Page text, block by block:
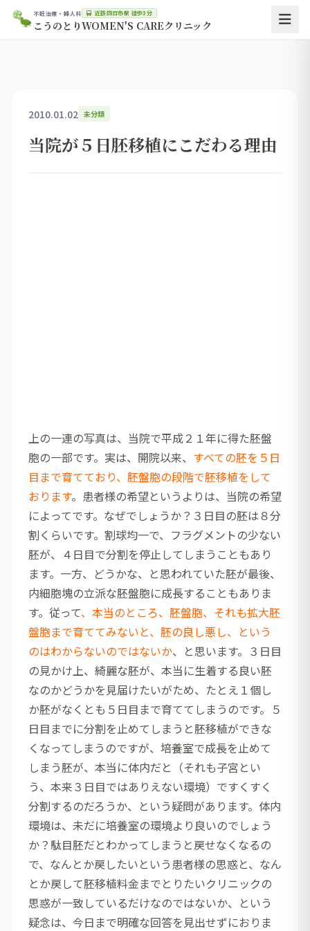
不妊治療・婦人科 近鉄四日市駅 徒歩3分
こうのとりWOMEN'S CAREクリニック
2010.01.02 未分類
当院が５日胚移植にこだわる理由
上の一連の写真は、当院で平成２１年に得た胚盤
胞の一部です。実は、開院以来、 すべての胚を５日
目まで育てており、胚盤胞の段階で胚移植をして
おります。患者様の希望というよりは、当院の希望
によってです。なぜでしょうか？３日目の胚は８分
割くらいです。割球均一で、フラグメントの少ない
胚が、４日目で分割を停止してしまうこともあり
ます。一方、どうかな、と思われていた胚が最後、
内細胞塊の立派な胚盤胞に成長することもありま
す。従って、本当のところ、胚盤胞、それも拡大胚
盤胞まで育ててみないと、胚の良し悪し、という
のはわからないのではないか、と思います。３日目
の見かけ上、綺麗な胚が、本当に生着する良い胚
なのかどうかを見届けたいがため、たとえ１個し
か胚がなくとも５日目まで育ててしまうのです。５
日目までに分割を止めてしまうと胚移植ができな
くなってしまうのですが、培養室で成長を止めて
しまう胚が、本当に体内だと（それも子宮とい
う、本来３日目ではありえない環境）ですくすく
分割するのだろうか、という疑問があります。体内
環境は、未だに培養室の環境より良いのでしょう
か？駄目胚だとわかってしまうと戻せなくなるの
で、なんとか戻したいという患者様の思惑と、なん
とか戻して胚移植料金までとりたいクリニックの
思惑が一致しているだけなのではないか、という
疑念は、今日まで明確な回答を見出せずにおりま